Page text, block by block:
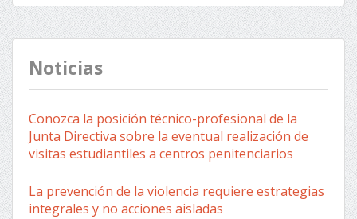
Noticias
Conozca la posición técnico-profesional de la
Junta Directiva sobre la eventual realización de
visitas estudiantiles a centros penitenciarios
La prevención de la violencia requiere estrategias
integrales y no acciones aisladas